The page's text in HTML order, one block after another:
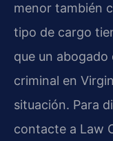
menor también
tipo de cargo
que un
criminal en
situación. Para
contacte a Law